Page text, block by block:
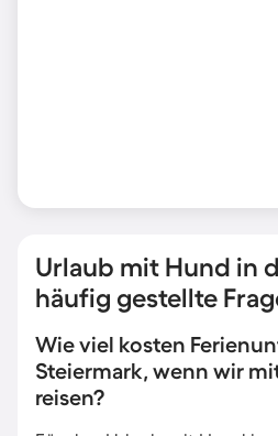
Urlaub mit Hund in
häufig gestellte
Wie viel kosten
Steiermark, wenn wir
reisen?